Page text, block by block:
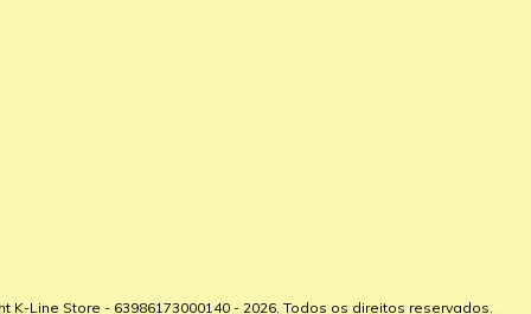
K-Line Store - 63986173000140 - 2026. Todos os direitos reservados.